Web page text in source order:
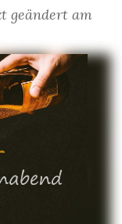
geändert am